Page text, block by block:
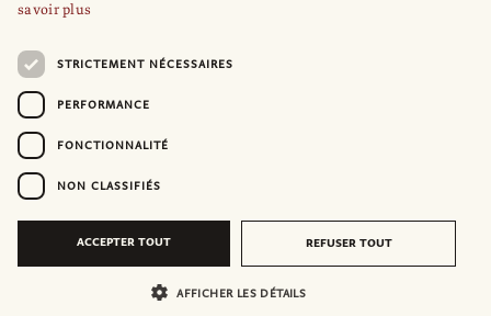
savoir plus
STRICTEMENT NÉCESSAIRES
PERFORMANCE
FONCTIONNALITÉ
NON CLASSIFIÉS
ACCEPTER TOUT REFUSER TOUT
AFFICHER LES DÉTAILS